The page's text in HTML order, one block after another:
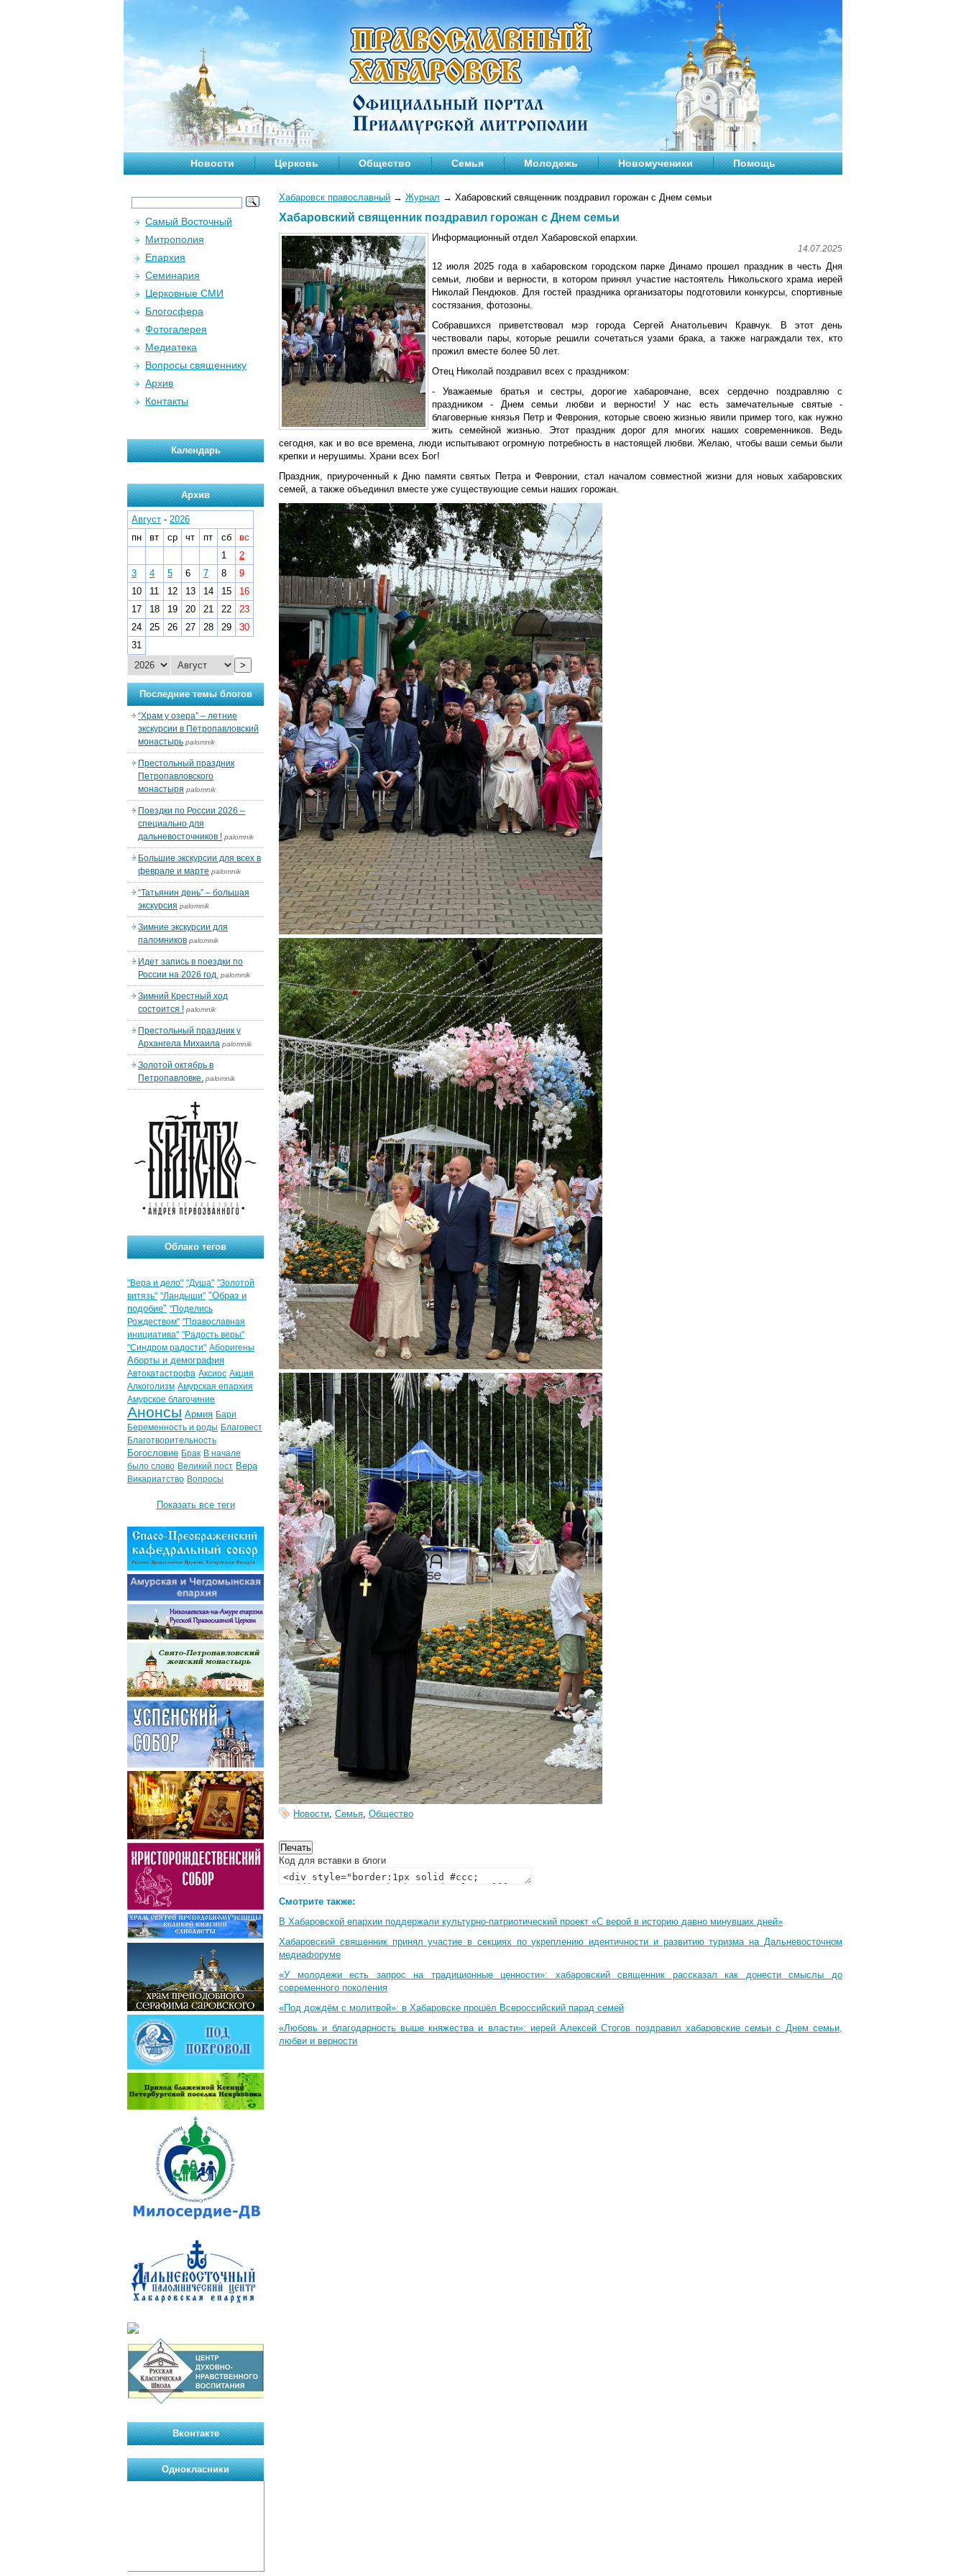
Новости Церковь Общество Семья Молодежь Новомученики Помощь
Хабаровск православный → Журнал → Хабаровский священник поздравил горожан с Днем семьи
Хабаровский священник поздравил горожан с Днем семьи
Информационный отдел Хабаровской епархии.
14.07.2025
12 июля 2025 года в хабаровском городском парке Динамо прошел праздник в честь Дня
семьи, любви и верности, в котором принял участие настоятель Никольского храма иерей
Николай Пендюков. Для гостей праздника организаторы подготовили конкурсы, спортивные
состязания, фотозоны.
Собравшихся приветствовал мэр города Сергей Анатольевич Кравчук. В этот день
чествовали пары, которые решили сочетаться узами брака, а также награждали тех, кто
прожил вместе более 50 лет.
Отец Николай поздравил всех с праздником:
- Уважаемые братья и сестры, дорогие хабаровчане, всех сердечно поздравляю с
праздником - Днем семьи любви и верности! У нас есть замечательные святые -
благоверные князья Петр и Феврония, которые своею жизнью явили пример того, как нужно
жить семейной жизнью. Этот праздник дорог для многих наших современников. Ведь
сегодня, как и во все времена, люди испытывают огромную потребность в настоящей любви. Желаю, чтобы ваши семьи были
крепки и нерушимы. Храни всех Бог!
Праздник, приуроченный к Дню памяти святых Петра и Февронии, стал началом совместной жизни для новых хабаровских
семей, а также объединил вместе уже существующие семьи наших горожан.
Новости, Семья, Общество
Код для вставки в блоги
Смотрите также:
В Хабаровской епархии поддержали культурно-патриотический проект «С верой в историю давно минувших дней»
Хабаровский священник принял участие в секциях по укреплению идентичности и развитию туризма на Дальневосточном
медиафоруме
«У молодежи есть запрос на традиционные ценности»: хабаровский священник рассказал как донести смыслы до
современного поколения
«Под дождём с молитвой»: в Хабаровске прошёл Всероссийский парад семей
«Любовь и благодарность выше княжества и власти»: иерей Алексей Стогов поздравил хабаровские семьи с Днем семьи,
любви и верности
Самый Восточный
Митрополия
Епархия
Семинария
Церковные СМИ
Блогосфера
Фотогалерея
Медиатека
Вопросы священнику
Архив
Контакты
Календарь
Архив
Август - 2026
пн
вт ср чт пт сб
вс
1
2
3
4 5 6 7 8
9
10
11 12 13 14 15
16
17
18 19 20 21 22
23
24
25 26 27 28 29
30
31
>
Последние темы блогов
“Храм у озера” – летние
экскурсии в Петропавловский
монастырь palomnik
Престольный праздник
Петропавловского
монастыря palomnik
Поездки по России 2026 –
специально для
дальневосточников ! palomnik
Большие экскурсии для всех в
феврале и марте palomnik
“Татьянин день” – большая
экскурсия palomnik
Зимние экскурсии для
паломников palomnik
Идет запись в поездки по
России на 2026 год. palomnik
Зимний Крестный ход
состоится ! palomnik
Престольный праздник у
Архангела Михаила palomnik
Золотой октябрь в
Петропавловке. palomnik
Облако тегов
"Вера и дело" "Душа" "Золотой
витязь" "Ландыши" "Образ и
подобие" "Поделись
Рождеством" "Православная
инициатива" "Радость веры"
"Синдром радости" Аборигены
Аборты и демография
Автокатастрофа Аксиос Акция
Алкоголизм Амурская епархия
Амурское благочиние
Анонсы Армия Бари
Беременность и роды Благовест
Благотворительность
Богословие Брак В начале
было слово Великий пост Вера
Викариатство Вопросы
Показать все теги
Вконтакте
Однокласники